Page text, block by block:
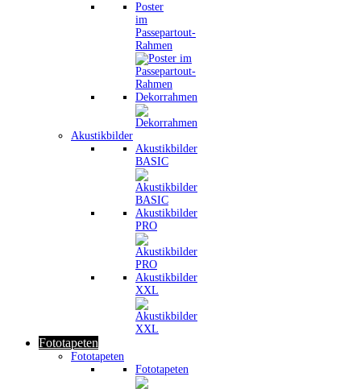
Poster
im
Passepartout-
Rahmen
Dekorrahmen
Akustikbilder
Akustikbilder
BASIC
Akustikbilder
PRO
Akustikbilder
XXL
Fototapeten
Fototapeten
Fototapeten